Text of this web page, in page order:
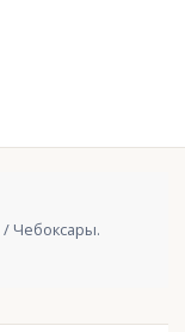
/ Чебоксары.